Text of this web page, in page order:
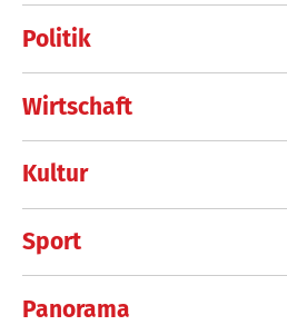
Politik
Wirtschaft
Kultur
Sport
Panorama